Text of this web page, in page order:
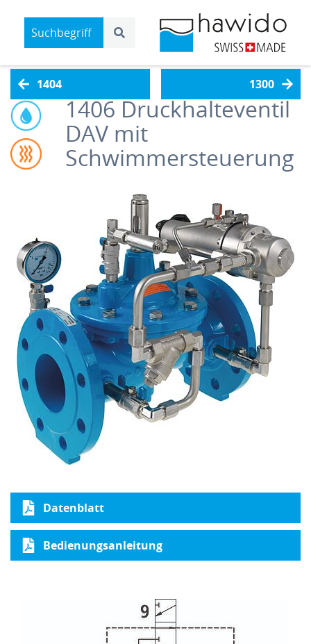
1404 1300
1406Druckhalteventil
DAV mit
Schwimmersteuerung
Datenblatt
Bedienungsanleitung